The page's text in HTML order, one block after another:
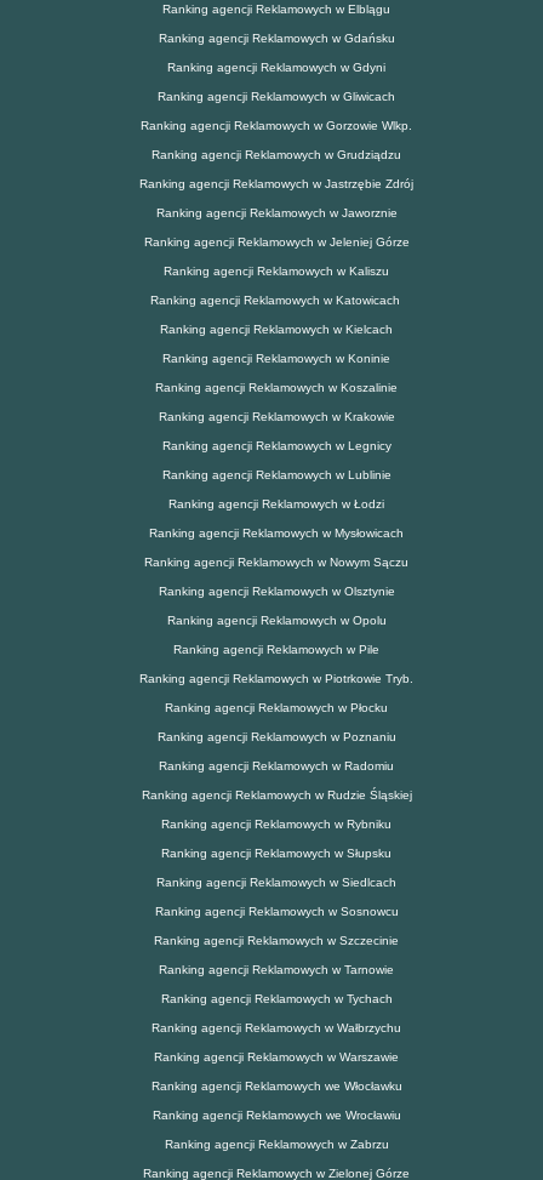
Ranking agencji Reklamowych w Elblągu
Ranking agencji Reklamowych w Gdańsku
Ranking agencji Reklamowych w Gdyni
Ranking agencji Reklamowych w Gliwicach
Ranking agencji Reklamowych w Gorzowie Wlkp.
Ranking agencji Reklamowych w Grudziądzu
Ranking agencji Reklamowych w Jastrzębie Zdrój
Ranking agencji Reklamowych w Jaworznie
Ranking agencji Reklamowych w Jeleniej Górze
Ranking agencji Reklamowych w Kaliszu
Ranking agencji Reklamowych w Katowicach
Ranking agencji Reklamowych w Kielcach
Ranking agencji Reklamowych w Koninie
Ranking agencji Reklamowych w Koszalinie
Ranking agencji Reklamowych w Krakowie
Ranking agencji Reklamowych w Legnicy
Ranking agencji Reklamowych w Lublinie
Ranking agencji Reklamowych w Łodzi
Ranking agencji Reklamowych w Mysłowicach
Ranking agencji Reklamowych w Nowym Sączu
Ranking agencji Reklamowych w Olsztynie
Ranking agencji Reklamowych w Opolu
Ranking agencji Reklamowych w Pile
Ranking agencji Reklamowych w Piotrkowie Tryb.
Ranking agencji Reklamowych w Płocku
Ranking agencji Reklamowych w Poznaniu
Ranking agencji Reklamowych w Radomiu
Ranking agencji Reklamowych w Rudzie Śląskiej
Ranking agencji Reklamowych w Rybniku
Ranking agencji Reklamowych w Słupsku
Ranking agencji Reklamowych w Siedlcach
Ranking agencji Reklamowych w Sosnowcu
Ranking agencji Reklamowych w Szczecinie
Ranking agencji Reklamowych w Tarnowie
Ranking agencji Reklamowych w Tychach
Ranking agencji Reklamowych w Wałbrzychu
Ranking agencji Reklamowych w Warszawie
Ranking agencji Reklamowych we Włocławku
Ranking agencji Reklamowych we Wrocławiu
Ranking agencji Reklamowych w Zabrzu
Ranking agencji Reklamowych w Zielonej Górze